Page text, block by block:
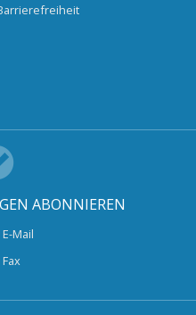
ABONNIEREN
Mail